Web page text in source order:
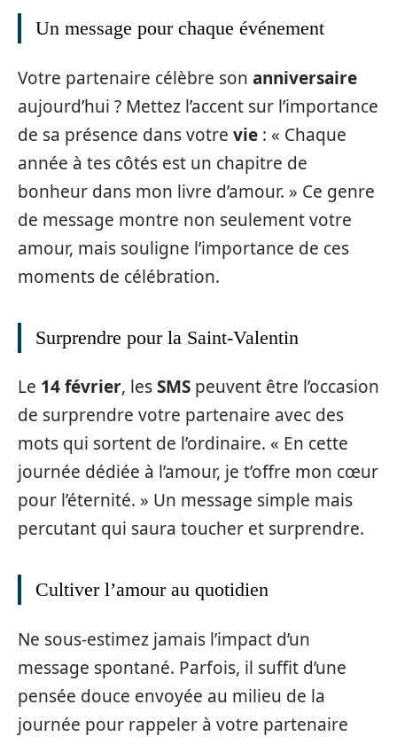
Un message pour chaque événement
Votre partenaire célèbre son anniversaire
aujourd’hui ? Mettez l’accent sur l’importance
de sa présence dans votre vie : « Chaque
année à tes côtés est un chapitre de
bonheur dans mon livre d’amour. » Ce genre
de message montre non seulement votre
amour, mais souligne l’importance de ces
moments de célébration.
Surprendre pour la Saint-Valentin
Le 14 février, lesSMS peuvent être l’occasion
de surprendre votre partenaire avec des
mots qui sortent de l’ordinaire. « En cette
journée dédiée à l’amour, je t’offre mon cœur
pour l’éternité. » Un message simple mais
percutant qui saura toucher et surprendre.
Cultiver l’amour au quotidien
Ne sous-estimez jamais l’impact d’un
message spontané. Parfois, il suffit d’une
pensée douce envoyée au milieu de la
journée pour rappeler à votre partenaire